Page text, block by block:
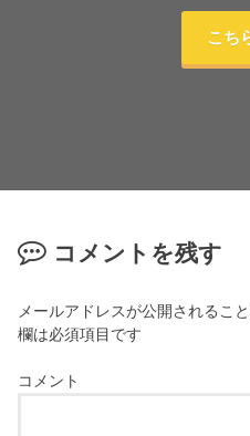
こち
コメントを残す
メールアドレスが公開されるこ
欄は必須項目です
コメント